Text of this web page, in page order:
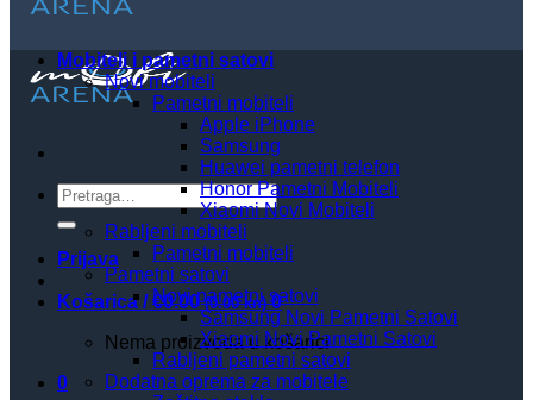
Pretraži:
Prijava
Košarica /€0.00 (0.00 kn) 0
Nema proizvoda u košarici
0
Mobiteli i pametni satovi
Novi mobiteli
Pametni mobiteli
Apple iPhone
Samsung
Huawei pametni telefon
Honor Pametni Mobiteli
Xiaomi Novi Mobiteli
Rabljeni mobiteli
Pametni mobiteli
Pametni satovi
Novi pametni satovi
Samsung Novi Pametni Satovi
Xiaomi Novi Pametni Satovi
Rabljeni pametni satovi
Dodatna oprema za mobitele